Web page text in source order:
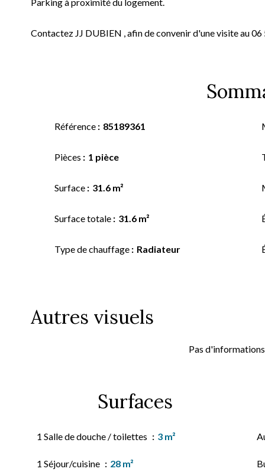
Contactez JJ DUBIEN , afin de convenir d'une visite au
Référence 85189361
Pièces 1 pièce
Surface 31.6 m²
Surface totale 31.6 m²
Type de chauffage Radiateur
Autres visuels
Pas
Surfaces
1 Salle de douche / toilettes 3 m²
1 Séjour/cuisine 28 m²